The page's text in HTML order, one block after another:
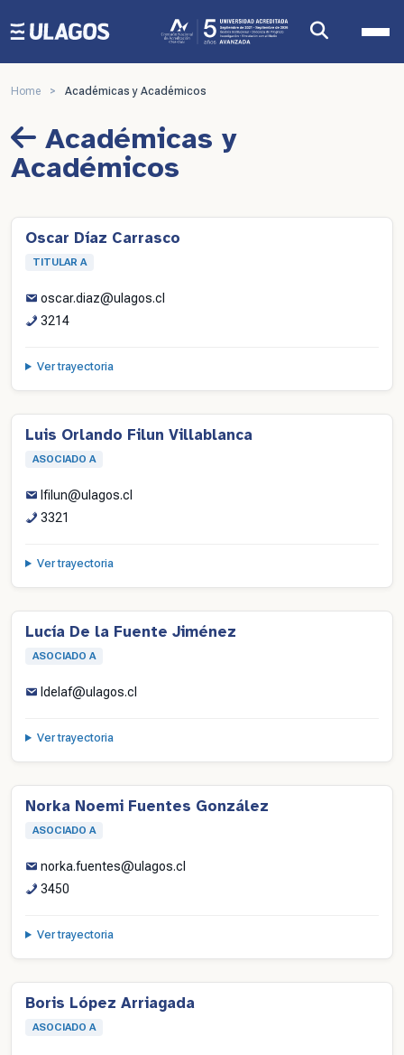
Ulagos Template
Home > Académicas y Académicos
Académicas y
Académicos
Oscar Díaz Carrasco
TITULAR A
oscar.diaz@ulagos.cl
3214
Ver trayectoria
Luis Orlando Filun Villablanca
ASOCIADO A
lfilun@ulagos.cl
3321
Ver trayectoria
Lucía De la Fuente Jiménez
ASOCIADO A
ldelaf@ulagos.cl
Ver trayectoria
Norka Noemi Fuentes González
ASOCIADO A
norka.fuentes@ulagos.cl
3450
Ver trayectoria
Boris López Arriagada
ASOCIADO A